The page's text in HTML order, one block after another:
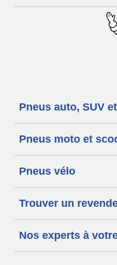
Pneus auto, SUV
Pneus moto et
Pneus vélo
Trouver un
Nos experts à